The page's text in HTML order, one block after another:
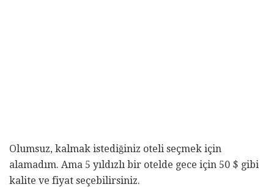
Olumsuz, kalmak istediğiniz oteli seçmek için
alamadım. Ama 5 yıldızlı bir otelde gece için 50 $ gibi
kalite ve fiyat seçebilirsiniz.